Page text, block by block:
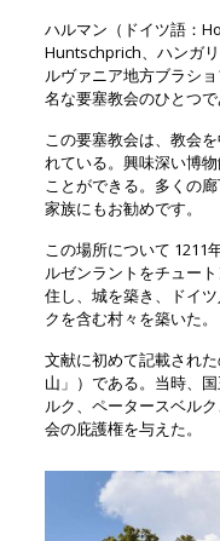
ハルマン（ドイツ語：
Huntschprich、ハンガ
ルヴァニア地方ブラシ
名な要塞教会のひとつで
この要塞教会は、教会
れている。興味深い博
ことができる。多くの
家族にもお勧めです。
この場所について 1211
ルゼンラントをチュー
住し、城を築き、ドイ
クを含む村々を築いた。
文献に初めて記載され
山」）である。当時、
ルク、ペータースベル
会の庇護権を与えた。